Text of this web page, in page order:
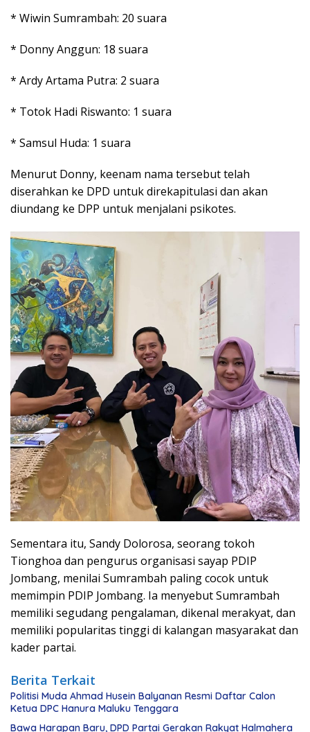
* Wiwin Sumrambah: 20 suara
* Donny Anggun: 18 suara
* Ardy Artama Putra: 2 suara
* Totok Hadi Riswanto: 1 suara
* Samsul Huda: 1 suara
Menurut Donny, keenam nama tersebut telah
diserahkan ke DPD untuk direkapitulasi dan akan
diundang ke DPP untuk menjalani psikotes.
Sementara itu, Sandy Dolorosa, seorang tokoh
Tionghoa dan pengurus organisasi sayap PDIP
Jombang, menilai Sumrambah paling cocok untuk
memimpin PDIP Jombang. Ia menyebut Sumrambah
memiliki segudang pengalaman, dikenal merakyat, dan
memiliki popularitas tinggi di kalangan masyarakat dan
kader partai.
Berita Terkait
Politisi Muda Ahmad Husein Balyanan Resmi Daftar Calon
Ketua DPC Hanura Maluku Tenggara
Bawa Harapan Baru, DPD Partai Gerakan Rakyat Halmahera